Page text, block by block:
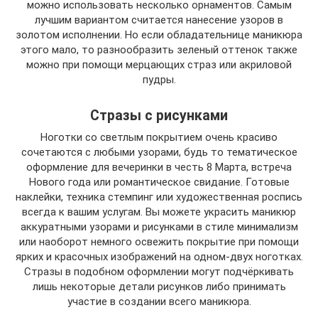
можно использовать несколько орнаментов. Самым
лучшим вариантом считается нанесение узоров в
золотом исполнении. Но если обладательнице маникюра
этого мало, то разнообразить зеленый оттенок также
можно при помощи мерцающих страз или акриловой
пудры.
Стразы с рисунками
Ноготки со светлым покрытием очень красиво
сочетаются с любыми узорами, будь то тематическое
оформление для вечеринки в честь 8 Марта, встреча
Нового года или романтическое свидание. Готовые
наклейки, техника стемпинг или художественная роспись
всегда к вашим услугам. Вы можете украсить маникюр
аккуратными узорами и рисунками в стиле минимализм
или наоборот немного освежить покрытие при помощи
ярких и красочных изображений на одном-двух ноготках.
Стразы в подобном оформлении могут подчёркивать
лишь некоторые детали рисунков либо принимать
участие в создании всего маникюра.